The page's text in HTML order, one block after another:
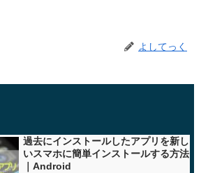
よしてっく
過去にインストールしたアプリを新し
いスマホに簡単インストールする方法
｜Android